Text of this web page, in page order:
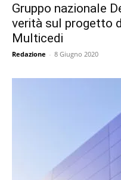
Gruppo nazionale
verità sul progetto
Multicedi
Redazione - 8 Giugno 2020